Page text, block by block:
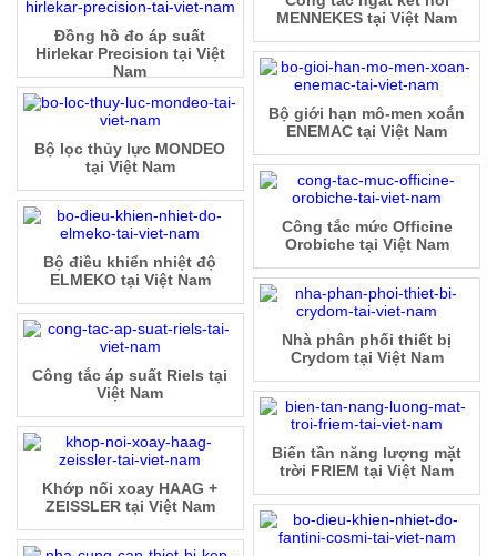
MENNEKES tại Việt Nam
Đồng hồ đo áp suất
Hirlekar Precision tại Việt
Nam
Bộ giới hạn mô-men xoắn
ENEMAC tại Việt Nam
Bộ lọc thủy lực MONDEO
tại Việt Nam
Công tắc mức Officine
Orobiche tại Việt Nam
Bộ điều khiển nhiệt độ
ELMEKO tại Việt Nam
Nhà phân phối thiết bị
Crydom tại Việt Nam
Công tắc áp suất Riels tại
Việt Nam
Biến tần năng lượng mặt
trời FRIEM tại Việt Nam
Khớp nối xoay HAAG +
ZEISSLER tại Việt Nam